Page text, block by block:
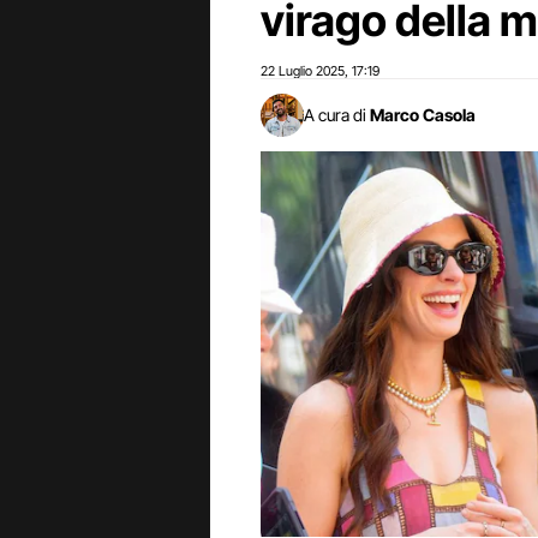
virago della
22 Luglio 2025 17:19
A cura di Marco Casola